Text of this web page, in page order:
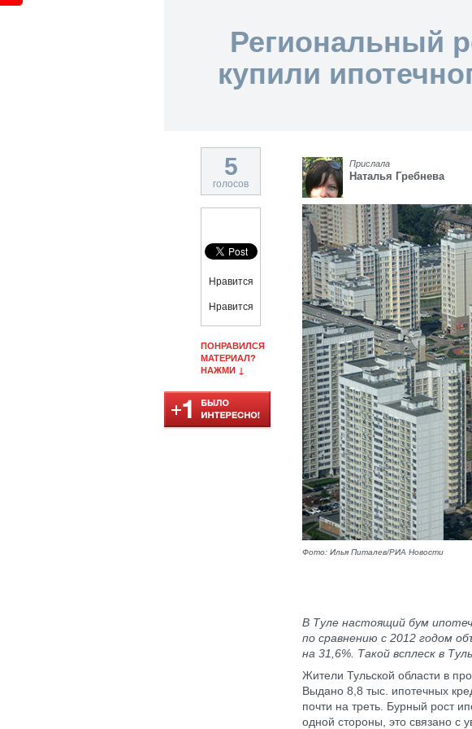
Региональный
купили
5
голосов
Нравится
Нравится
ПОНРАВИЛСЯ
МАТЕРИАЛ?
НАЖМИ ↓
Прислала
Наталья Гребнева
Фото: Илья Питалев/РИА Новости
В Туле настоящий бум
по сравнению с 2012 годом
на 31,6%. Такой всплеск в
Жители Тульской области в
Выдано 8,8 тыс. ипотечных
почти на треть. Бурный рост
одной стороны, это связано с